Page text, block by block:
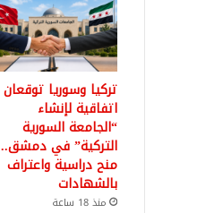
تركيا وسوريا توقعان
اتفاقية لإنشاء
“الجامعة السورية
التركية” في دمشق..
منح دراسية واعتراف
بالشهادات
منذ 18 ساعة